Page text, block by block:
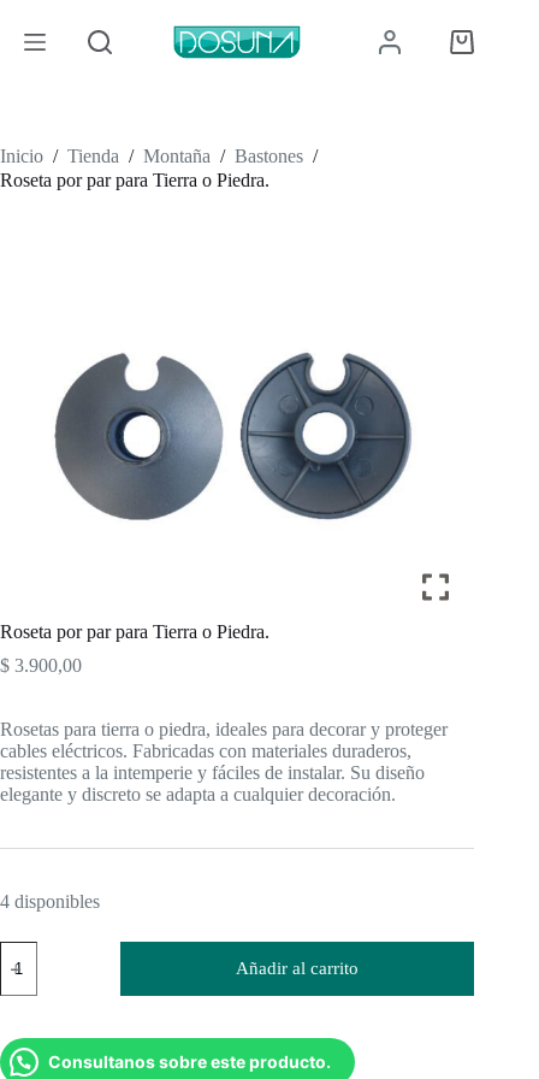
contenido
Carro
de
Inicio / Tienda / Montaña / Bastones /
Roseta por par para Tierra o Piedra.
Roseta por par para Tierra o Piedra.
$ 3.900,00
Rosetas para tierra o piedra, ideales para decorar y proteger
cables eléctricos. Fabricadas con materiales duraderos,
resistentes a la intemperie y fáciles de instalar. Su diseño
elegante y discreto se adapta a cualquier decoración.
4 disponibles
por
par
o
Piedra.
Añadir al carrito
Consultanos sobre este producto.